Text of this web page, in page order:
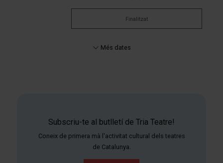
Finalitzat
Més dates
Subscriu-te al butlletí de Tria Teatre!
Coneix de primera mà l'activitat cultural dels teatres
de Catalunya.